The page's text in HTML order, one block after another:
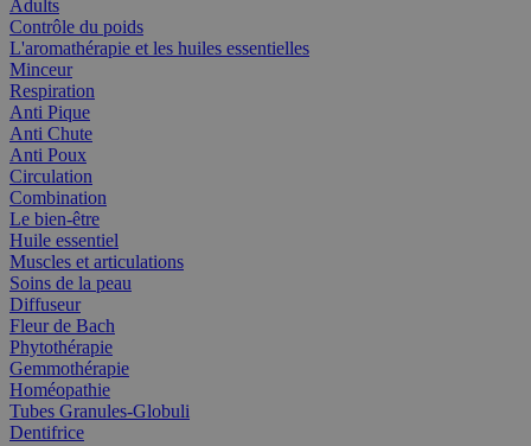
Adults
Contrôle du poids
L'aromathérapie et les huiles essentielles
Minceur
Respiration
Anti Pique
Anti Chute
Anti Poux
Circulation
Combination
Le bien-être
Huile essentiel
Muscles et articulations
Soins de la peau
Diffuseur
Fleur de Bach
Phytothérapie
Gemmothérapie
Homéopathie
Tubes Granules-Globuli
Dentifrice